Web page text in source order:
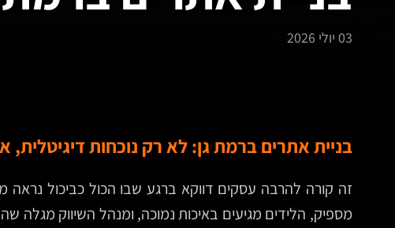
03 יולי 2026
בניית אתרים ברמת גן: לא רק נוכחות
זה קורה להרבה עסקים דווקא ברגע שבו הכול כביכול נראה
מספיק, הלידים מגיעים באיכות נמוכה, ומנהל השיווק